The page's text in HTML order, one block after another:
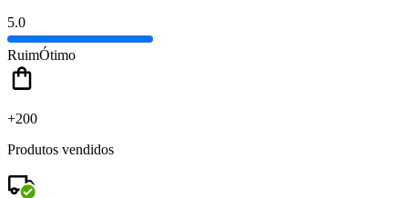
5.0
RuimÓtimo
+200
Produtos vendidos